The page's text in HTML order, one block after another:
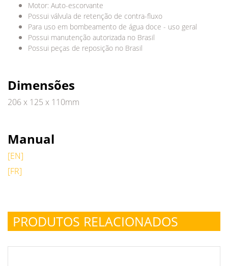
Motor: Auto-escorvante
Possui válvula de retenção de contra-fluxo
Para uso em bombeamento de água doce - uso geral
Possui manutenção autorizada no Brasil
Possui peças de reposição no Brasil
Dimensões
206 x 125 x 110mm
Manual
[EN]
[FR]
PRODUTOS RELACIONADOS